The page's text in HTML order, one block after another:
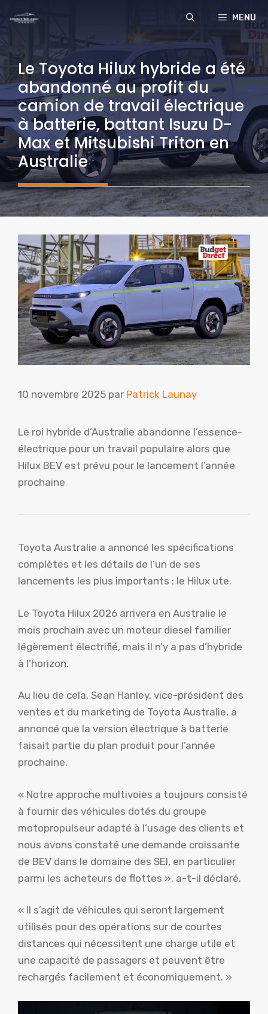
contenu
MENU
Le Toyota Hilux hybride a été
abandonné au profit du
camion de travail électrique
à batterie, battant Isuzu D-
Max et Mitsubishi Triton en
Australie
10 novembre 2025 par Patrick Launay
Le roi hybride d’Australie abandonne l’essence-
électrique pour un travail populaire alors que
Hilux BEV est prévu pour le lancement l’année
prochaine
Toyota Australie a annoncé les spécifications
complètes et les détails de l’un de ses
lancements les plus importants : le Hilux ute.
Le Toyota Hilux 2026 arrivera en Australie le
mois prochain avec un moteur diesel familier
légèrement électrifié, mais il n’y a pas d’hybride
à l’horizon.
Au lieu de cela, Sean Hanley, vice-président des
ventes et du marketing de Toyota Australie, a
annoncé que la version électrique à batterie
faisait partie du plan produit pour l’année
prochaine.
« Notre approche multivoies a toujours consisté
à fournir des véhicules dotés du groupe
motopropulseur adapté à l’usage des clients et
nous avons constaté une demande croissante
de BEV dans le domaine des SEI, en particulier
parmi les acheteurs de flottes », a-t-il déclaré.
« Il s’agit de véhicules qui seront largement
utilisés pour des opérations sur de courtes
distances qui nécessitent une charge utile et
une capacité de passagers et peuvent être
rechargés facilement et économiquement. »